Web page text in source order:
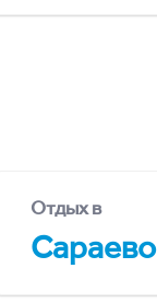
Отдых в
Сараево